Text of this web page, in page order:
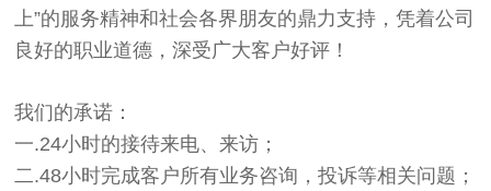
上”的服务精神和社会各界朋友的鼎力支持，凭着公司
良好的职业道德，深受广大客户好评！
我们的承诺：
一.24小时的接待来电、来访；
二.48小时完成客户所有业务咨询，投诉等相关问题；